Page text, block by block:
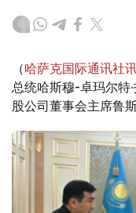
（哈萨克国际通讯社
总统哈斯穆-卓玛尔特
股公司董事会主席鲁